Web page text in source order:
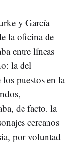
y García
la oficina de
entre líneas
la del
puestos en la
de facto, la
cercanos
por voluntad